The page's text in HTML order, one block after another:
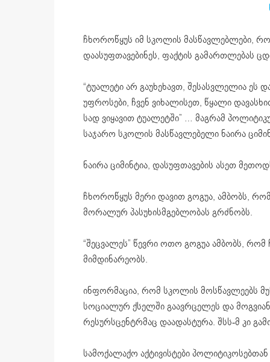
ჩხოროწყუს იმ სკოლის მასწავლებლები,
დაასუფთავებინეს, ფაქტის გამართლებას
“ტუალეტი არ გაუხეხავთ, შესასვლელია ეს
უფროსები, ჩვენ ვიხალისეთ, წყალი
სად ვიყავით ტუალეტში” … მაგრამ
საჯარო სკოლის მასწავლებელი ნაირა
ნაირა ციმინტია, დასუფთავების ასეთ
ჩხოროწყუს მერი დავით გოგუა, ამბობს,
მორალურ პასუხისმგებლობას გრძნობს.
“შეცვალეს” წევრი ოთო გოგუა ამბობს, რომ
მიმდინარეობს.
ინფორმაცია, რომ სკოლის მოსწავლეებს
სოციალურ ქსელში გაავრცელეს და
რესურსცენტრმაც დაადასტურა. შსს-მ კი
სამოქალაქო აქტივისტები